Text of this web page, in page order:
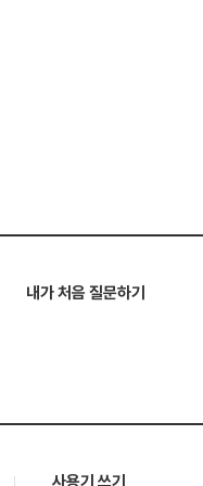
내가 처음 질문하기
사용기 쓰기